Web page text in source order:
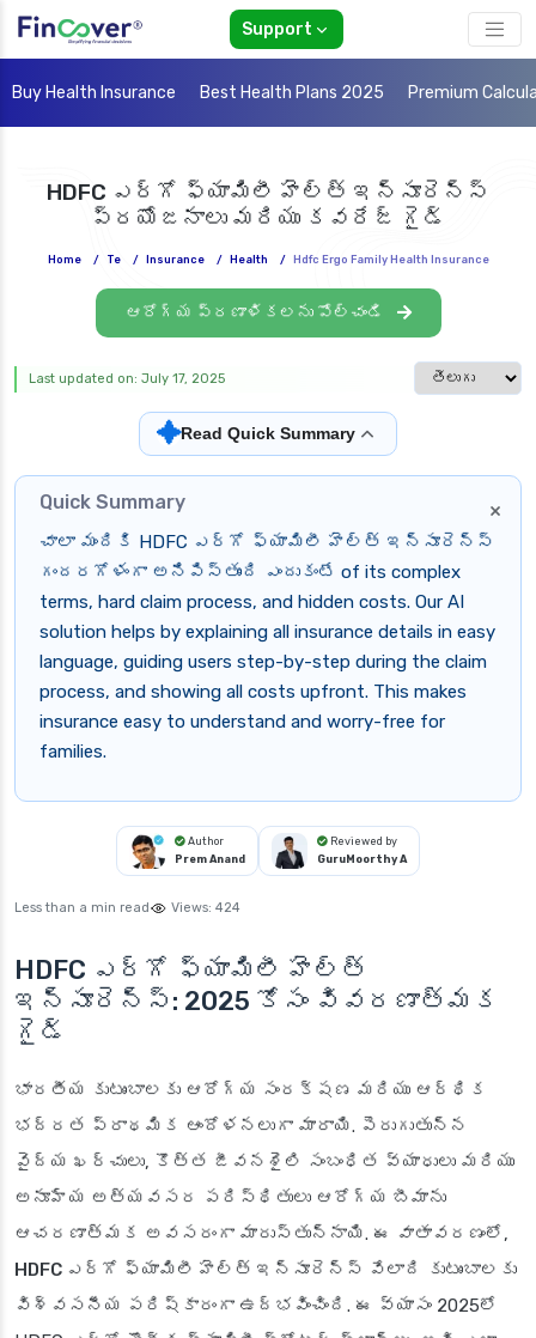
Support
Buy Health Insurance Best Health Plans 2025 Premium
HDFC ఎర్గో ఫ్యామిలీ హెల్త్ ఇన్సూరెన్స్
ప్రయోజనాలు మరియు కవరేజ్ గైడ్
Home / Te / Insurance / Health / Hdfc Ergo Family Health Insurance
ఆరోగ్య ప్రణాళికలను పోల్చండి
Select
Last updated on: July 17, 2025
✦Read Quick Summary
×
Quick Summary
చాలా మందికి HDFC ఎర్గో ఫ్యామిలీ హెల్త్ ఇన్సూరెన్స్
గందరగోళంగా అనిపిస్తుంది ఎందుకంటే of its complex
terms, hard claim process, and hidden costs. Our AI
solution helps by explaining all insurance details in easy
language, guiding users step-by-step during the claim
process, and showing all costs upfront. This makes
insurance easy to understand and worry-free for
families.
Author
Prem Anand
Reviewed by
GuruMoorthy A
Less than a min read Views: 424
HDFC ఎర్గో ఫ్యామిలీ హెల్త్
ఇన్సూరెన్స్: 2025 కోసం వివరణాత్మక
గైడ్
భారతీయ కుటుంబాలకు ఆరోగ్య సంరక్షణ మరియు ఆర్థిక
భద్రత ప్రాథమిక ఆందోళనలుగా మారాయి. పెరుగుతున్న
వైద్య ఖర్చులు, కొత్త జీవనశైలి సంబంధిత వ్యాధులు మరియు
అనూహ్య అత్యవసర పరిస్థితులు ఆరోగ్య బీమాను
ఆచరణాత్మక అవసరంగా మారుస్తున్నాయి. ఈ వాతావరణంలో,
HDFC ఎర్గో ఫ్యామిలీ హెల్త్ ఇన్సూరెన్స్ వేలాది కుటుంబాలకు
విశ్వసనీయ పరిష్కారంగా ఉద్భవించింది. ఈ వ్యాసం 2025లో